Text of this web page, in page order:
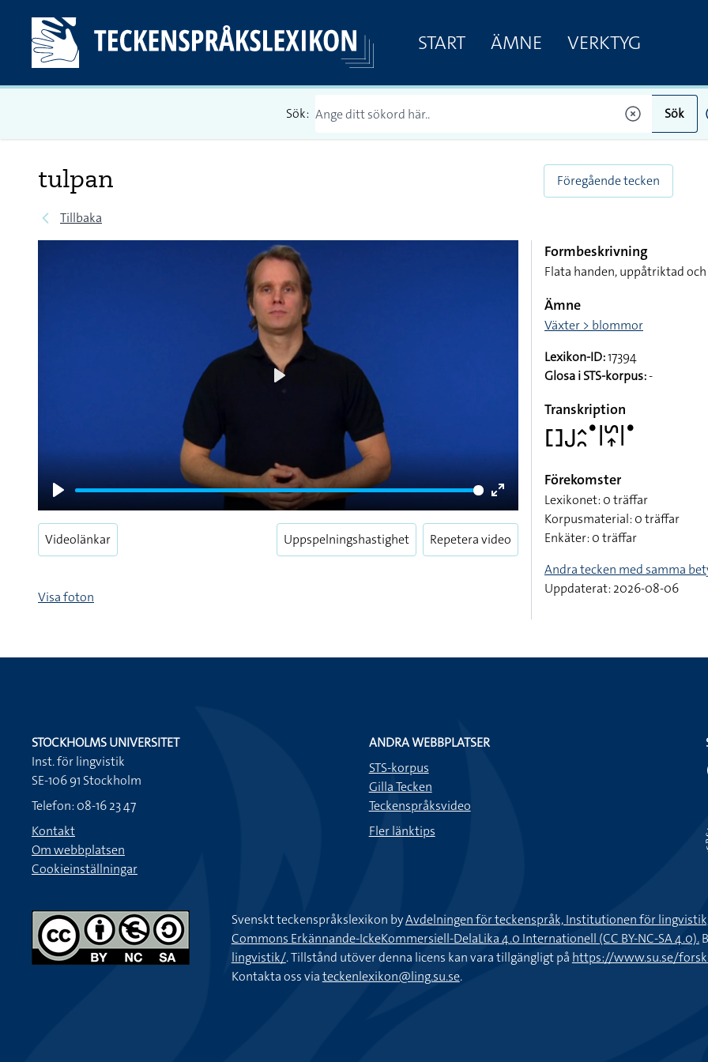
START ÄMNE VERKTYG
Sök: Sök
tulpan
Tillbaka
Föregående tecken
Play
Enter
fullscreen
Videolänkar Uppspelningshastighet Repetera video
Visa foton
Formbeskrivning
Flata handen, uppåtriktad
Ämne
Växter > blommor
Lexikon-ID:17394
Glosa i STS-korpus:-
Transkription
􌤓􌤢􌤵􌥘􌤟􌥼􌥲􌥾􌥼􌤟
Förekomster
Lexikonet: 0 träffar
Korpusmaterial: 0 träffar
Enkäter: 0 träffar
Andra tecken med samma
Uppdaterat: 2026-08-06
STOCKHOLMS UNIVERSITET
Inst. för lingvistik
SE-106 91 Stockholm
Telefon: 08-16 23 47
Kontakt
Om webbplatsen
Cookieinställningar
ANDRA WEBBPLATSER
STS-korpus
Gilla Tecken
Teckenspråksvideo
Fler länktips
Svenskt teckenspråkslexikon byAvdelningen för teckenspråk, Institutionen för
Commons Erkännande-IckeKommersiell-DelaLika 4.0 Internationell (CC BY-NC-SA 4.0).
lingvistik/. Tillstånd utöver denna licens kan vara tillgängligt på https://www.su.se/
Kontakta oss viateckenlexikon@ling.su.se.